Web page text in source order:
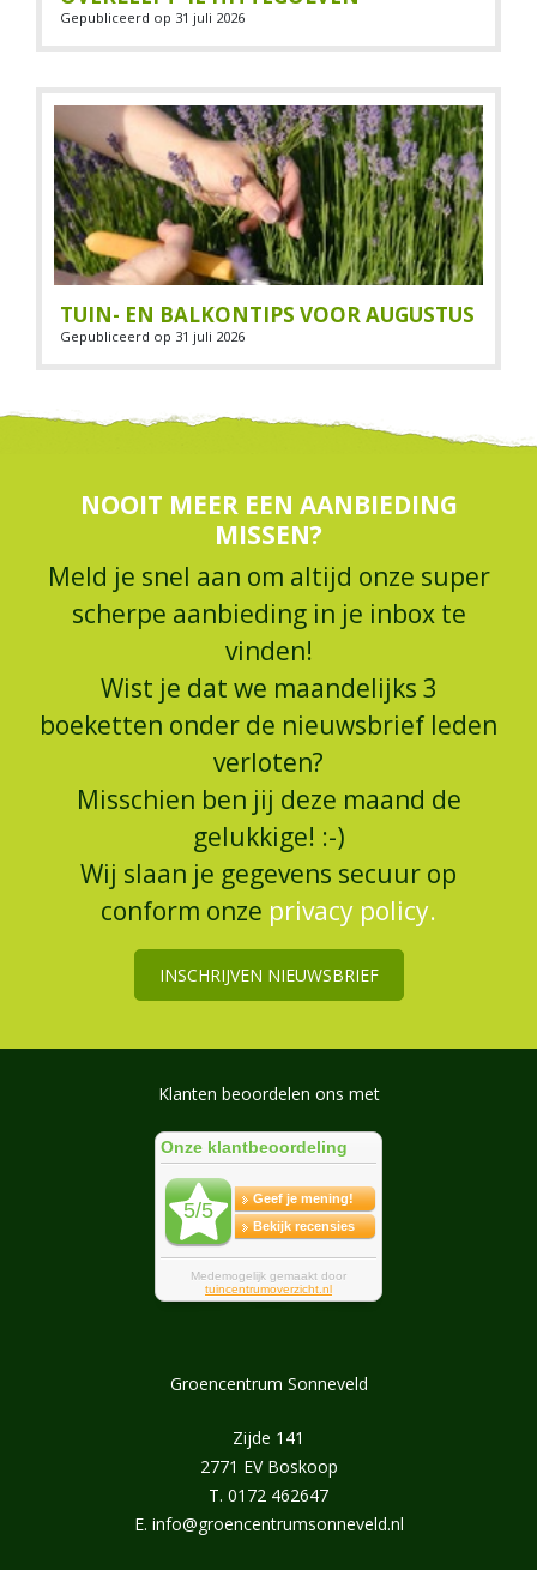
Gepubliceerd op 31 juli 2026
TUIN- EN BALKONTIPS VOOR AUGUSTUS
Gepubliceerd op 31 juli 2026
NOOIT MEER EEN AANBIEDING
MISSEN?
Meld je snel aan om altijd onze super
scherpe aanbieding in je inbox te
vinden!
Wist je dat we maandelijks 3
boeketten onder de nieuwsbrief leden
verloten?
Misschien ben jij deze maand de
gelukkige! :-)
Wij slaan je gegevens secuur op
conform onze privacy policy.
INSCHRIJVEN NIEUWSBRIEF
Klanten beoordelen ons met
Groencentrum Sonneveld
Zijde 141
2771 EV Boskoop
T. 0172 462647
E. info@groencentrumsonneveld.nl